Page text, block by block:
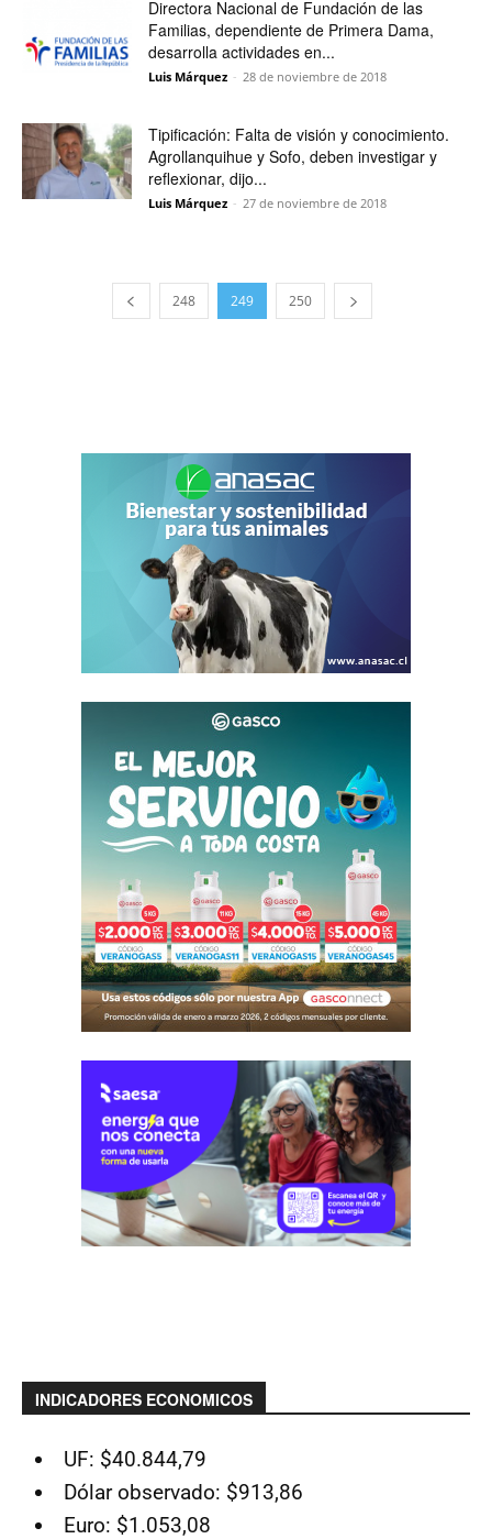
Directora Nacional de Fundación de las
Familias, dependiente de Primera Dama,
desarrolla actividades en...
Luis Márquez - 28 de noviembre de 2018
Tipificación: Falta de visión y conocimiento.
Agrollanquihue y Sofo, deben investigar y
reflexionar, dijo...
Luis Márquez - 27 de noviembre de 2018
248 249 250
INDICADORES ECONOMICOS
UF: $40.844,79
Dólar observado: $913,86
Euro: $1.053,08